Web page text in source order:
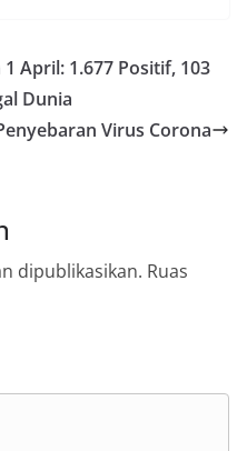
April: 1.677 Positif, 103
Dunia
Virus Corona
dipublikasikan. Ruas